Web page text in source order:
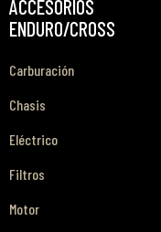
ACCESORIOS
ENDURO/CROSS
Carburación
Chasis
Eléctrico
Filtros
Motor